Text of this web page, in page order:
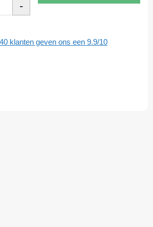
-
40 klanten geven ons een 9.9/10